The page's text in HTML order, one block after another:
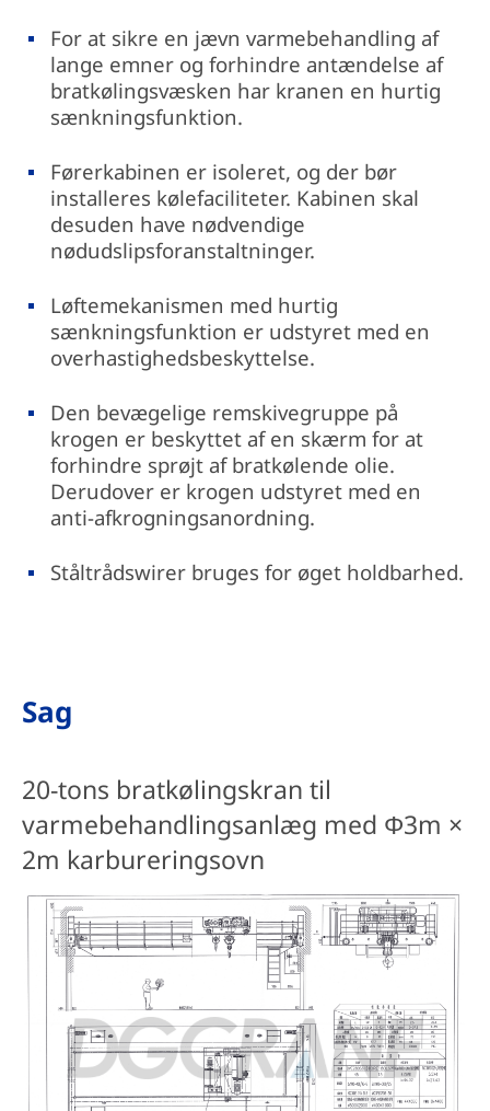
For at sikre en jævn varmebehandling af
lange emner og forhindre antændelse af
bratkølingsvæsken har kranen en hurtig
sænkningsfunktion.
Førerkabinen er isoleret, og der bør
installeres kølefaciliteter. Kabinen skal
desuden have nødvendige
nødudslipsforanstaltninger.
Løftemekanismen med hurtig
sænkningsfunktion er udstyret med en
overhastighedsbeskyttelse.
Den bevægelige remskivegruppe på
krogen er beskyttet af en skærm for at
forhindre sprøjt af bratkølende olie.
Derudover er krogen udstyret med en
anti-afkrogningsanordning.
Ståltrådswirer bruges for øget holdbarhed.
Sag
20-tons bratkølingskran til
varmebehandlingsanlæg med Φ3m ×
2m karbureringsovn